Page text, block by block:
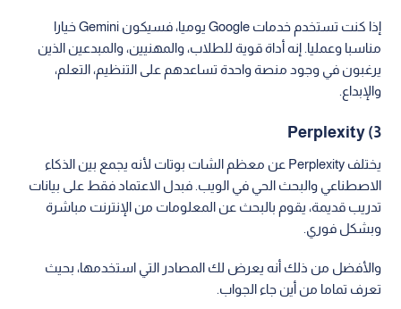
إذا كنت تستخدم خدمات Google يوميا، فسيكون Gemini خيارا
مناسبا وعمليا. إنه أداة قوية للطلاب، والمهنيين، والمبدعين الذين
يرغبون في وجود منصة واحدة تساعدهم على التنظيم، التعلم،
والإبداع.
3) Perplexity
يختلف Perplexity عن معظم الشات بوتات لأنه يجمع بين الذكاء
الاصطناعي والبحث الحي في الويب. فبدل الاعتماد فقط على بيانات
تدريب قديمة، يقوم بالبحث عن المعلومات من الإنترنت مباشرة
وبشكل فوري.
والأفضل من ذلك أنه يعرض لك المصادر التي استخدمها، بحيث
تعرف تماما من أين جاء الجواب.